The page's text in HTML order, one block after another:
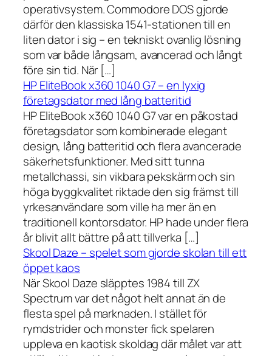
operativsystem. Commodore DOS gjorde
därför den klassiska 1541-stationen till en
liten dator i sig – en tekniskt ovanlig lösning
som var både långsam, avancerad och långt
före sin tid. När […]
HP EliteBook x360 1040 G7 – en lyxig
företagsdator med lång batteritid
HP EliteBook x360 1040 G7 var en påkostad
företagsdator som kombinerade elegant
design, lång batteritid och flera avancerade
säkerhetsfunktioner. Med sitt tunna
metallchassi, sin vikbara pekskärm och sin
höga byggkvalitet riktade den sig främst till
yrkesanvändare som ville ha mer än en
traditionell kontorsdator. HP hade under flera
år blivit allt bättre på att tillverka […]
Skool Daze – spelet som gjorde skolan till ett
öppet kaos
När Skool Daze släpptes 1984 till ZX
Spectrum var det något helt annat än de
flesta spel på marknaden. I stället för
rymdstrider och monster fick spelaren
uppleva en kaotisk skoldag där målet var att